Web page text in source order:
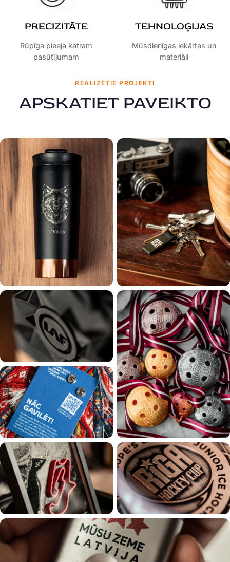
PRECIZITĀTE
Rūpīga pieeja katram
pasūtījumam
TEHNOLOĢIJAS
Mūsdienīgas iekārtas un
materiāli
REALIZĒTIE PROJEKTI
APSKATIET PAVEIKTO